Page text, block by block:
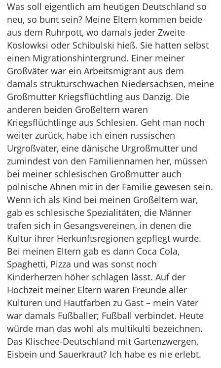
Was soll eigentlich am heutigen Deutschland so
neu, so bunt sein? Meine Eltern kommen beide
aus dem Ruhrpott, wo damals jeder Zweite
Koslowksi oder Schibulski hieß. Sie hatten selbst
einen Migrationshintergrund. Einer meiner
Großväter war ein Arbeitsmigrant aus dem
damals strukturschwachen Niedersachsen, meine
Großmutter Kriegsflüchtling aus Danzig. Die
anderen beiden Großeltern waren
Kriegsflüchtlinge aus Schlesien. Geht man noch
weiter zurück, habe ich einen russischen
Urgroßvater, eine dänische Urgroßmutter und
zumindest von den Familiennamen her, müssen
bei meiner schlesischen Großmutter auch
polnische Ahnen mit in der Familie gewesen sein.
Wenn ich als Kind bei meinen Großeltern war,
gab es schlesische Spezialitäten, die Männer
trafen sich in Gesangsvereinen, in denen die
Kultur ihrer Herkunftsregionen gepflegt wurde.
Bei meinen Eltern gab es dann Coca Cola,
Spaghetti, Pizza und was sonst noch
Kinderherzen höher schlagen lässt. Auf der
Hochzeit meiner Eltern waren Freunde aller
Kulturen und Hautfarben zu Gast – mein Vater
war damals Fußballer; Fußball verbindet. Heute
würde man das wohl als multikulti bezeichnen.
Das Klischee-Deutschland mit Gartenzwergen,
Eisbein und Sauerkraut? Ich habe es nie erlebt.